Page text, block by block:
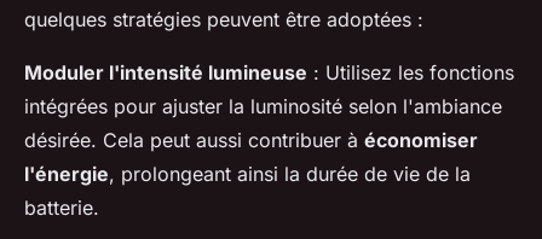
quelques stratégies peuvent être adoptées :
Moduler l'intensité lumineuse : Utilisez les fonctions
intégrées pour ajuster la luminosité selon l'ambiance
désirée. Cela peut aussi contribuer à économiser
l'énergie, prolongeant ainsi la durée de vie de la
batterie.